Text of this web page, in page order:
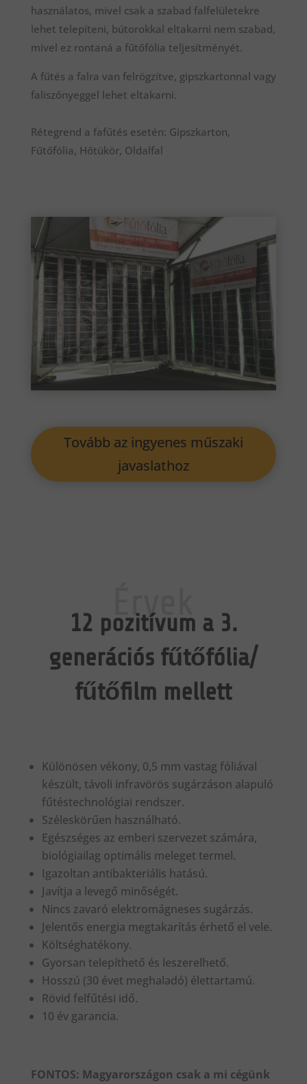
használatos, mivel csak a szabad falfelületekre
lehet telepíteni, bútorokkal eltakarni nem szabad,
mivel ez rontaná a fűtőfólia teljesítményét.
A fűtés a falra van felrögzítve, gipszkartonnal vagy
faliszőnyeggel lehet eltakarni.
Rétegrend a fafűtés esetén: Gipszkarton,
Fűtőfólia, Hőtükör, Oldalfal
Tovább az ingyenes műszaki
javaslathoz
Érvek
12 pozitívum a 3.
generációs fűtőfólia/
fűtőfilm mellett
Különösen vékony, 0,5 mm vastag fóliával
készült, távoli infravörös sugárzáson alapuló
fűtéstechnológiai rendszer.
Széleskörűen használható.
Egészséges az emberi szervezet számára,
biológiailag optimális meleget termel.
Igazoltan antibakteriális hatású.
Javítja a levegő minőségét.
Nincs zavaró elektromágneses sugárzás.
Jelentős energia megtakarítás érhető el vele.
Költséghatékony.
Gyorsan telepíthető és leszerelhető.
Hosszú (30 évet meghaladó) élettartamú.
Rövid felfűtési idő.
10 év garancia.
FONTOS: Magyarországon csak a mi cégünk